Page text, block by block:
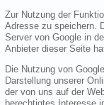
Zur Nutzung der
Adresse zu speichern.
Server von Google in
Anbieter dieser Seite
Die Nutzung von
Darstellung unserer
der von uns auf der